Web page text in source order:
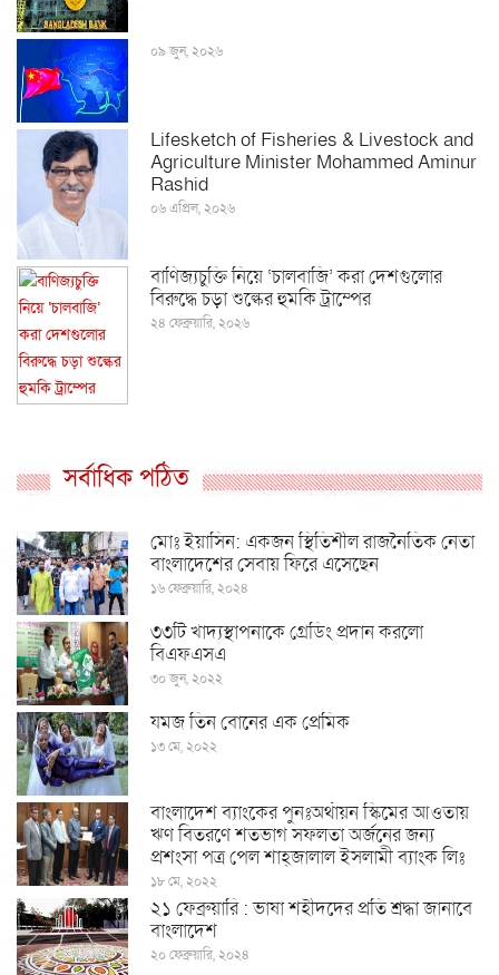
০৯ জুন, ২০২৬
Lifesketch of Fisheries & Livestock and
Agriculture Minister Mohammed Aminur
Rashid
০৬ এপ্রিল, ২০২৬
বাণিজ্যচুক্তি নিয়ে ‘চালবাজি’ করা দেশগুলোর
বিরুদ্ধে চড়া শুল্কের হুমকি ট্রাম্পের
২৪ ফেব্রুয়ারি, ২০২৬
সর্বাধিক পঠিত
মোঃ ইয়াসিন: একজন স্থিতিশীল রাজনৈতিক নেতা
বাংলাদেশের সেবায় ফিরে এসেছেন
১৬ ফেব্রুয়ারি, ২০২৪
৩৩টি খাদ্যস্থাপনাকে গ্রেডিং প্রদান করলো
বিএফএসএ
৩০ জুন, ২০২২
যমজ তিন বোনের এক প্রেমিক
১৩ মে, ২০২২
বাংলাদেশ ব্যাংকের পুনঃঅর্থায়ন স্কিমের আওতায়
ঋণ বিতরণে শতভাগ সফলতা অর্জনের জন্য
প্রশংসা পত্র পেল শাহ্জালাল ইসলামী ব্যাংক লিঃ
১৮ মে, ২০২২
২১ ফেব্রুয়ারি : ভাষা শহীদদের প্রতি শ্রদ্ধা জানাবে
বাংলাদেশ
২০ ফেব্রুয়ারি, ২০২৪